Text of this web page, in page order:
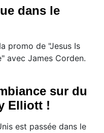
dans le
promo de "Jesus Is
avec James Corden.
sur du
Elliott !
est passée dans le